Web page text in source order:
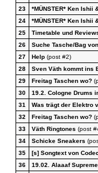
23
*MÜNSTER* Ken Ishii
24
*MÜNSTER* Ken Ishii
25
Timetable und
26
Suche Tasche/Bag
27
Help (post #2)
28
Sven Väth kommt ins
29
Freitag Taschen wo?
30
19.2. Cologne Drums
31
Was trägt der Elektro
32
Freitag Taschen wo?
33
Väth Ringtones (post
34
Schicke Sneakers
35
[s] Songtext von
36
19.02. Alaaaf